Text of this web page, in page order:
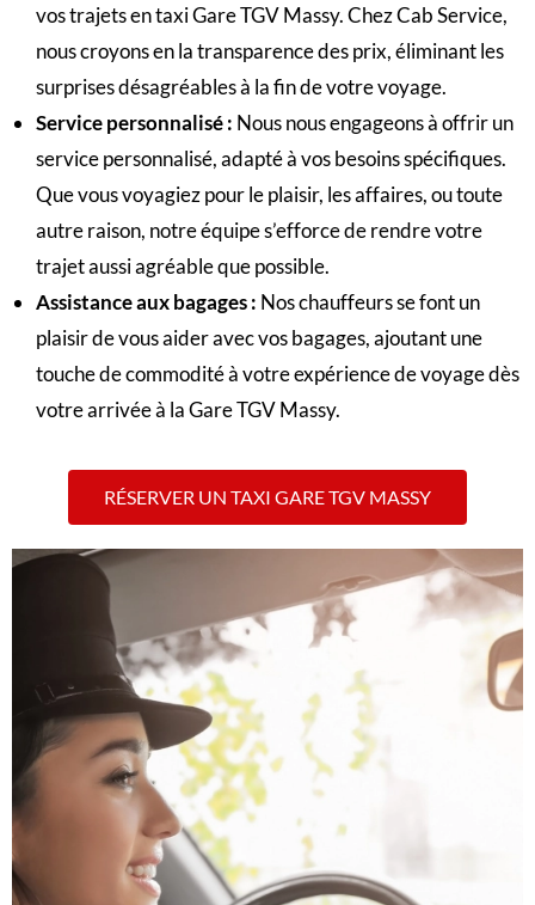
vos trajets en taxi Gare TGV Massy. Chez Cab Service,
nous croyons en la transparence des prix, éliminant les
surprises désagréables à la fin de votre voyage.
Service personnalisé: Nous nous engageons à offrir un
service personnalisé, adapté à vos besoins spécifiques.
Que vous voyagiez pour le plaisir, les affaires, ou toute
autre raison, notre équipe s’efforce de rendre votre
trajet aussi agréable que possible.
Assistance aux bagages: Nos chauffeurs se font un
plaisir de vous aider avec vos bagages, ajoutant une
touche de commodité à votre expérience de voyage dès
votre arrivée à la Gare TGV Massy.
RÉSERVER UN TAXI GARE TGV MASSY